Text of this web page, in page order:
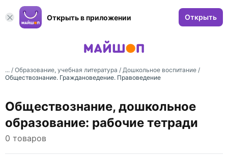
Открыть в приложении Открыть
... / Образование, учебная литература / Дошкольное воспитание /
Обществознание. Граждановедение. Правоведение
Обществознание, дошкольное
образование: рабочие тетради
0 товаров